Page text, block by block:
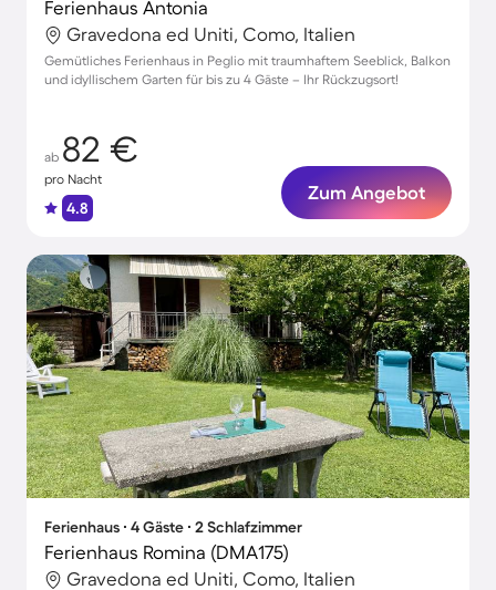
Ferienhaus Antonia
Gravedona ed Uniti, Como, Italien
Gemütliches Ferienhaus in Peglio mit traumhaftem Seeblick, Balkon
und idyllischem Garten für bis zu 4 Gäste – Ihr Rückzugsort!
ab 82 €
pro Nacht
4.8
Zum Angebot
Ferienhaus ∙ 4 Gäste ∙ 2 Schlafzimmer
Ferienhaus Romina (DMA175)
Gravedona ed Uniti, Como, Italien